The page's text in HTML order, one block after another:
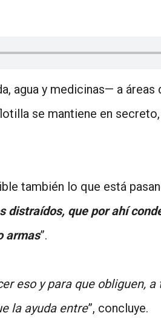
agua y medicinas— a áreas
se mantiene en
también lo que está
que por ahí
armas”.
eso y para que obliguen, a
la ayuda entre”, concluye.